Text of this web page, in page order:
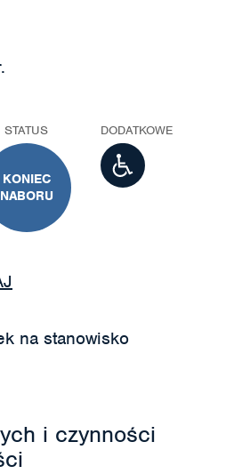
STATUS
KONIEC
NABORU
DODATKOWE
na stanowisko
i czynności